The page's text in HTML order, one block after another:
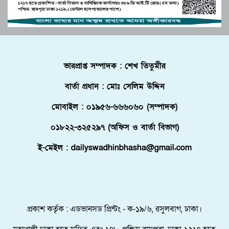
একটি বোট আটক করছে কোস্টগার্ড
দ্বিপাক্ষিক সহযোগিতা জোরদারের অঙ্গীকার
পুলিশে কনস্টেবল পদে কোন জেলায় কতজন নিয়োগ।
বিতরণ করেন ১১ দলীয় ঐক্য।
ফ্লোরিডায় বাংলাদেশি তরুণ নিহত, মরদেহ দেশে
আনতে সরকারের সহযোগিতা চায় পরিবার
মালদ্বীপে বাংলাদেশের স্বাধীনতা ও জাতীয় দিবস
উদযাপন, কূটনীতিকদের সংবর্ধনা
শরণার্থী ও আশ্রয়প্রার্থী ব্যবস্থাপনায় মালয়েশিয়ার নতুন
ভারপ্রাপ্ত সম্পাদক : শেখ তিতুমীর
বার্তা প্রধান : মোঃ সেলিম উদ্দিন
মোবাইল : ০১৯৫৬-৬৬৬০৬০ (সম্পাদক)
০১৮২২-৩২৫২৯৭ (অফিস ও বার্তা বিভাগ)
ই-মেইল : dailyswadhinbhasha@gmail.com
প্রকাশ কর্তৃক : এডভানসড প্রিন্টং - ক-১৯/৬, রসুলবাগ, ঢাকা।